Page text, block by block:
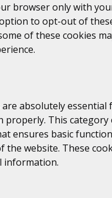
browser only with
to opt-out of
of these cookies
are absolutely essential
properly. This category
ensures basic
the website. These
information.